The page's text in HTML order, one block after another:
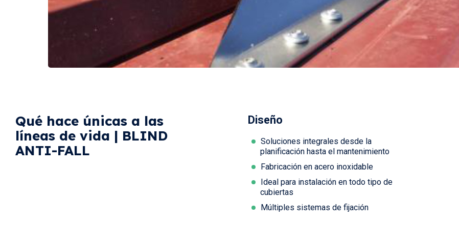
Qué hace únicas a las
líneas de vida | BLIND
ANTI-FALL
Diseño
Soluciones integrales desde la
planificación hasta el mantenimiento
Fabricación en acero inoxidable
Ideal para instalación en todo tipo de
cubiertas
Múltiples sistemas de fijación